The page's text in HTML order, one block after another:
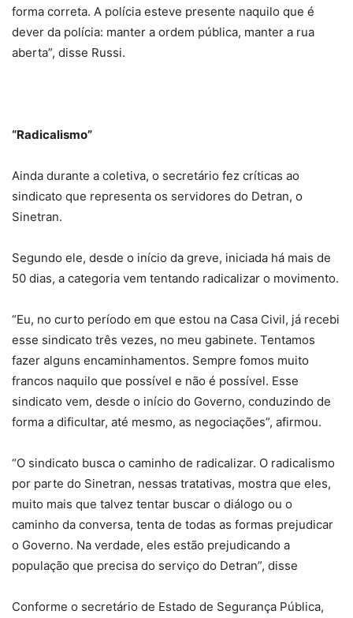
forma correta. A polícia esteve presente naquilo que é
dever da polícia: manter a ordem pública, manter a rua
aberta”, disse Russi.
“Radicalismo”
Ainda durante a coletiva, o secretário fez críticas ao
sindicato que representa os servidores do Detran, o
Sinetran.
Segundo ele, desde o início da greve, iniciada há mais de
50 dias, a categoria vem tentando radicalizar o movimento.
“Eu, no curto período em que estou na Casa Civil, já recebi
esse sindicato três vezes, no meu gabinete. Tentamos
fazer alguns encaminhamentos. Sempre fomos muito
francos naquilo que possível e não é possível. Esse
sindicato vem, desde o início do Governo, conduzindo de
forma a dificultar, até mesmo, as negociações”, afirmou.
“O sindicato busca o caminho de radicalizar. O radicalismo
por parte do Sinetran, nessas tratativas, mostra que eles,
muito mais que talvez tentar buscar o diálogo ou o
caminho da conversa, tenta de todas as formas prejudicar
o Governo. Na verdade, eles estão prejudicando a
população que precisa do serviço do Detran”, disse
Conforme o secretário de Estado de Segurança Pública,